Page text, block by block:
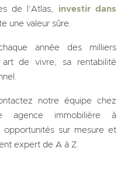
de l’Atlas, investir dans
une valeur sûre.
année des milliers
art de vivre, sa rentabilité
notre équipe chez
agence immobilière à
opportunités sur mesure et
expert de A à Z.